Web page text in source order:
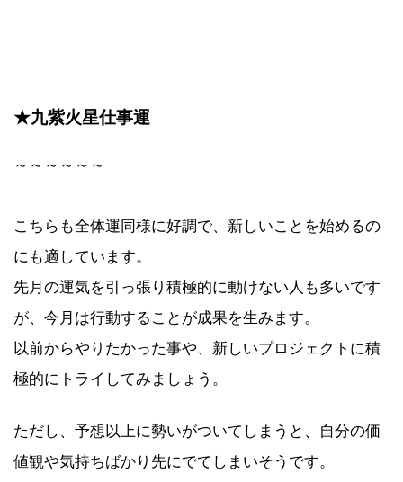
★九紫火星仕事運
～～～～～～
こちらも全体運同様に好調で、新しいことを始めるの
にも適しています。
先月の運気を引っ張り積極的に動けない人も多いです
が、今月は行動することが成果を生みます。
以前からやりたかった事や、新しいプロジェクトに積
極的にトライしてみましょう。
ただし、予想以上に勢いがついてしまうと、自分の価
値観や気持ちばかり先にでてしまいそうです。